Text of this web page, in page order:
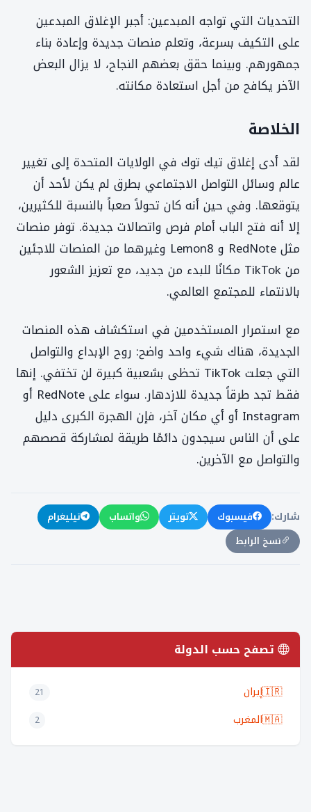
التحديات التي تواجه المبدعين: أجبر الإغلاق المبدعين
على التكيف بسرعة، وتعلم منصات جديدة وإعادة بناء
جمهورهم. وبينما حقق بعضهم النجاح، لا يزال البعض
الآخر يكافح من أجل استعادة مكانته.
الخلاصة
لقد أدى إغلاق تيك توك في الولايات المتحدة إلى تغيير
عالم وسائل التواصل الاجتماعي بطرق لم يكن لأحد أن
يتوقعها. وفي حين أنه كان تحولاً صعباً بالنسبة للكثيرين،
إلا أنه فتح الباب أمام فرص واتصالات جديدة. توفر منصات
مثل RedNote و Lemon8 وغيرهما من المنصات للاجئين
من TikTok مكانًا للبدء من جديد، مع تعزيز الشعور
بالانتماء للمجتمع العالمي.
مع استمرار المستخدمين في استكشاف هذه المنصات
الجديدة، هناك شيء واحد واضح: روح الإبداع والتواصل
التي جعلت TikTok تحظى بشعبية كبيرة لن تختفي. إنها
فقط تجد طرقاً جديدة للازدهار. سواء على RedNote أو
Instagram أو أي مكان آخر، فإن الهجرة الكبرى دليل
على أن الناس سيجدون دائمًا طريقة لمشاركة قصصهم
والتواصل مع الآخرين.
شارك: فيسبوك تويتر واتساب
تيليغرام
نسخ الرابط
تصفح حسب الدولة
🇮🇷إيران 21
🇲🇦المغرب 2